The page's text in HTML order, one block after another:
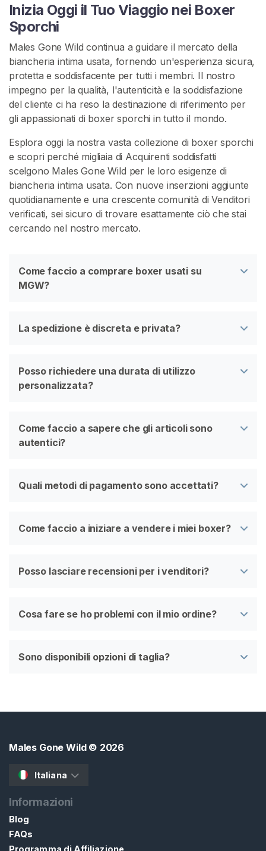
Inizia Oggi il Tuo Viaggio nei Boxer
Sporchi
Males Gone Wild continua a guidare il mercato della
biancheria intima usata, fornendo un'esperienza sicura,
protetta e soddisfacente per tutti i membri. Il nostro
impegno per la qualità, l'autenticità e la soddisfazione
del cliente ci ha reso la destinazione di riferimento per
gli appassionati di boxer sporchi in tutto il mondo.
Esplora oggi la nostra vasta collezione di boxer sporchi
e scopri perché migliaia di Acquirenti soddisfatti
scelgono Males Gone Wild per le loro esigenze di
biancheria intima usata. Con nuove inserzioni aggiunte
quotidianamente e una crescente comunità di Venditori
verificati, sei sicuro di trovare esattamente ciò che stai
cercando nel nostro mercato.
Come faccio a comprare boxer usati su
MGW?
La spedizione è discreta e privata?
Posso richiedere una durata di utilizzo
personalizzata?
Come faccio a sapere che gli articoli sono
autentici?
Quali metodi di pagamento sono accettati?
Come faccio a iniziare a vendere i miei boxer?
Posso lasciare recensioni per i venditori?
Cosa fare se ho problemi con il mio ordine?
Sono disponibili opzioni di taglia?
Males Gone Wild© 2026
Italiana
Informazioni
Blog
FAQs
Programma di Affiliazione
t
t
o
/
u
p
o
r
t
o